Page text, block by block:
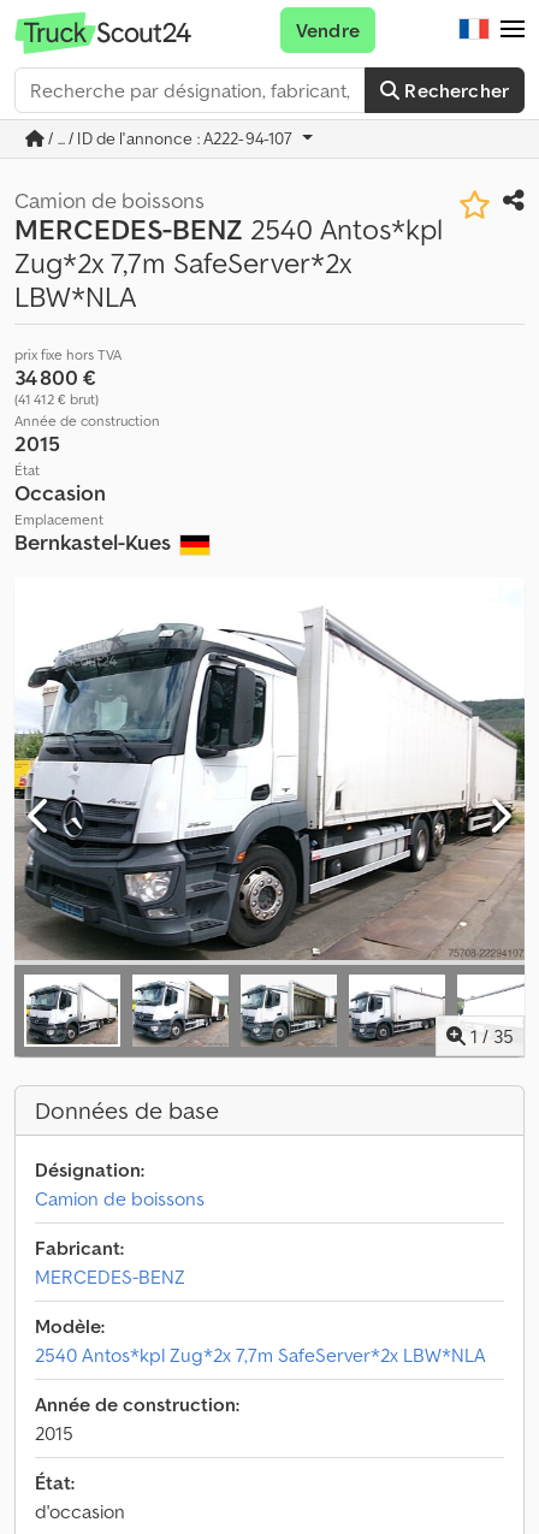
Rechercher
Vendre
/ ... / ID de l'annonce : A222-94-107
Camion de boissons
MERCEDES-BENZ 2540 Antos*kpl
Zug*2x 7,7m SafeServer*2x
LBW*NLA
prix fixe hors TVA
34 800 €
(41 412 € brut)
Année de construction
2015
État
Occasion
Emplacement
Bernkastel-Kues
1 / 35
Données de base
Désignation:
Camion de boissons
Fabricant:
MERCEDES-BENZ
Modèle:
2540 Antos*kpl Zug*2x 7,7m SafeServer*2x LBW*NLA
Année de construction:
2015
État:
d'occasion